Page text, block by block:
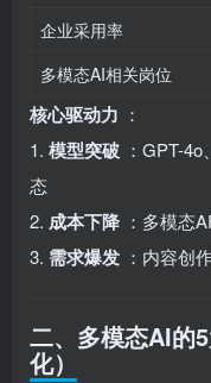
企业采用率
多模态AI相关岗位
核心驱动力 ：
1. 模型突破 ：GPT-
态
2. 成本下降 ：多模态
3. 需求爆发 ：内容创
二、多模态AI的
化）